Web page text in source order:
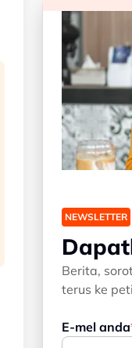
NEWSLETTER
Berita,
terus ke
E-mel anda